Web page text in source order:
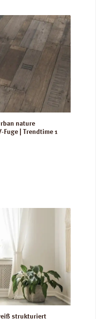
nature
| Trendtime 1
strukturiert